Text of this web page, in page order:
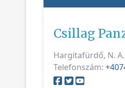
Csillag
Hargitafürdő, N.
Telefonszám: